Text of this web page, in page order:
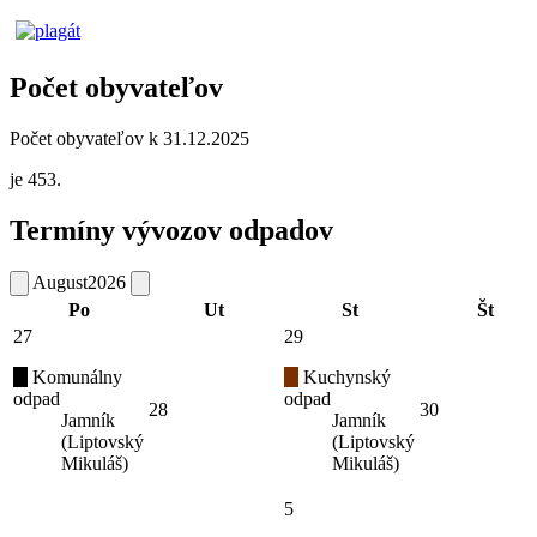
Počet obyvateľov
Počet obyvateľov k 31.12.2025
je 453.
Termíny vývozov odpadov
August2026
Po
Ut St
Št
27
Komunálny
odpad
Jamník
(Liptovský
Mikuláš)
28
29
Kuchynský
odpad
Jamník
(Liptovský
Mikuláš)
30
5